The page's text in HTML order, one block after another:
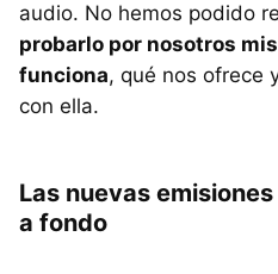
audio. No hemos podido
probarlo por nosotros
funciona, qué nos ofrece
con ella.
Las nuevas
a fondo